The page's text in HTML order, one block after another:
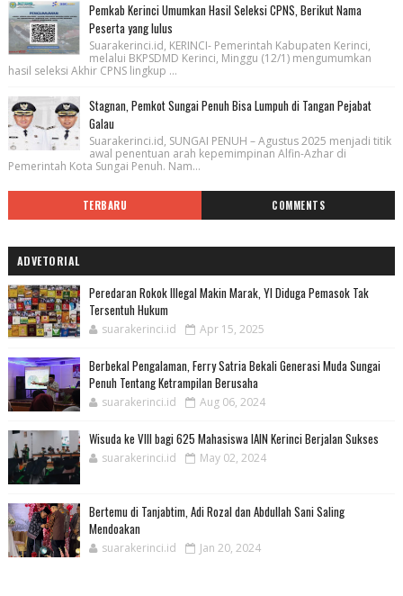
Pemkab Kerinci Umumkan Hasil Seleksi CPNS, Berikut Nama
Peserta yang lulus
Suarakerinci.id, KERINCI- Pemerintah Kabupaten Kerinci,
melalui BKPSDMD Kerinci, Minggu (12/1) mengumumkan
hasil seleksi Akhir CPNS lingkup ...
Stagnan, Pemkot Sungai Penuh Bisa Lumpuh di Tangan Pejabat
Galau
Suarakerinci.id, SUNGAI PENUH – Agustus 2025 menjadi titik
awal penentuan arah kepemimpinan Alfin-Azhar di
Pemerintah Kota Sungai Penuh. Nam...
TERBARU COMMENTS
ADVETORIAL
Peredaran Rokok Illegal Makin Marak, YI Diduga Pemasok Tak
Tersentuh Hukum
suarakerinci.id Apr 15, 2025
Berbekal Pengalaman, Ferry Satria Bekali Generasi Muda Sungai
Penuh Tentang Ketrampilan Berusaha
suarakerinci.id Aug 06, 2024
Wisuda ke VIII bagi 625 Mahasiswa IAIN Kerinci Berjalan Sukses
suarakerinci.id May 02, 2024
Bertemu di Tanjabtim, Adi Rozal dan Abdullah Sani Saling
Mendoakan
suarakerinci.id Jan 20, 2024